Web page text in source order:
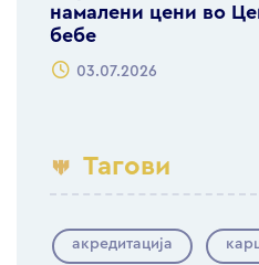
намалени цени во
бебе
03.07.2026
Тагови
акредитација